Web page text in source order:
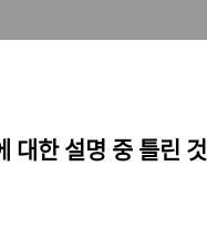
대한 설명 중 틀린 것